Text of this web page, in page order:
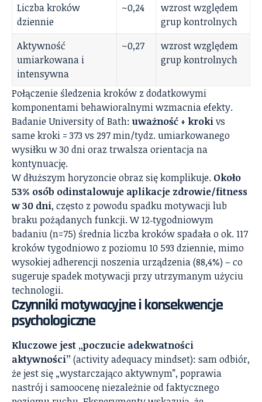
Liczba kroków
dziennie
~0,24
wzrost względem
grup kontrolnych
Aktywność
umiarkowana i
intensywna
~0,27
wzrost względem
grup kontrolnych
Połączenie śledzenia kroków z dodatkowymi
komponentami behawioralnymi wzmacnia efekty.
Badanie University of Bath: uważność + krokivs
same kroki = 373 vs 297 min/tydz. umiarkowanego
wysiłku w 30 dni oraz trwalsza orientacja na
kontynuację.
W dłuższym horyzoncie obraz się komplikuje. Około
53% osób odinstalowuje aplikacje zdrowie/fitness
w 30 dni, często z powodu spadku motywacji lub
braku pożądanych funkcji. W 12‑tygodniowym
badaniu (n=75) średnia liczba kroków spadała o ok. 117
kroków tygodniowo z poziomu 10 593 dziennie, mimo
wysokiej adherencji noszenia urządzenia (88,4%) – co
sugeruje spadek motywacji przy utrzymanym użyciu
technologii.
Czynniki motywacyjne i konsekwencje
psychologiczne
Kluczowe jest „poczucie adekwatności
aktywności” (activity adequacy mindset): sam odbiór,
że jest się „wystarczająco aktywnym”, poprawia
nastrój i samoocenę niezależnie od faktycznego